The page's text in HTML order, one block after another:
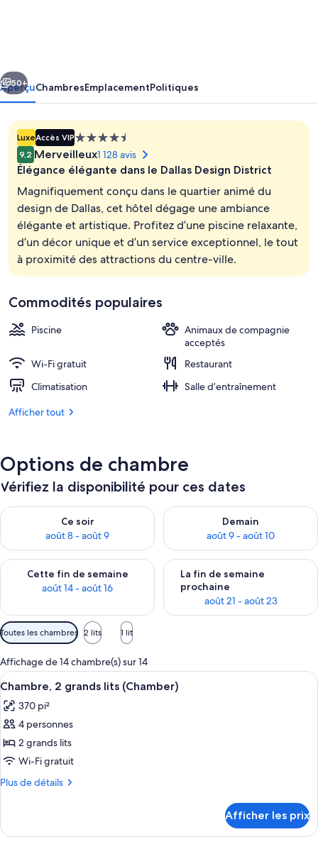
Piscine extérieure, chaises longues
Suivant
50+
AperçuChambresEmplacementPolitiques
LuxeAccès VIPHébergement
4.5 étoiles
9,2 Merveilleux1 128 avis
Élégance élégante dans le Dallas Design District
Magnifiquement conçu dans le quartier animé du
design de Dallas, cet hôtel dégage une ambiance
élégante et artistique. Profitez d’une piscine relaxante,
d’un décor unique et d’un service exceptionnel, le tout
à proximité des attractions du centre-ville.
Commodités populaires
Piscine
Animaux de compagnie
acceptés
Wi-Fi gratuit
Restaurant
Climatisation
Salle d’entraînement
Afficher tout
Options de chambre
Vérifiez la disponibilité pour ces dates
Ce soir
août 8 - août 9
Vérifier la disponibilité pour ce soir août 8 - août 9
Demain
août 9 - août 10
Vérifier la disponibilité pour
Cette fin de semaine
août 14 - août 16
Vérifier la disponibilité pour cette fin de semaine août 14 -
La fin de semaine
prochaine
août 21 - août 23
Vérifier la disponibilité pour
Filtres
disponibles
pour
les
chambres
Toutes les chambres 2 lits 1 lit
Affichage de 14 chambre(s) sur 14
Afficher
toutes
les
photos
pour
ce
type
Chambre,
Literie hypoallergénique, minibar,
7
Chambre, 2 grands lits (Chamber)
370 pi²
4 personnes
2 grands lits
Wi-Fi gratuit
Plus de détails
Plus
Chambre,
Afficher les prix